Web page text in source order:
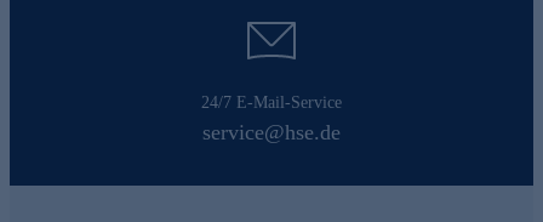
24/7 E-Mail-Service
service@hse.de